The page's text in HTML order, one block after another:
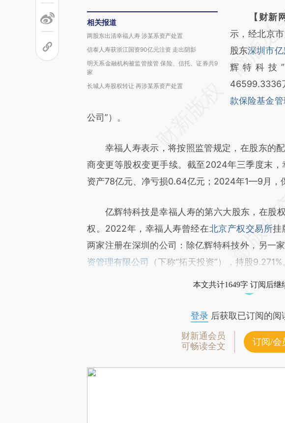
相关报道
两股东出清幸福人寿 涉某系资产处置
信泰人寿获浙江国资90亿元注资 走出阴影
明天系金融机构被监管接管 保险、信托、证券共9
家
长城人寿股权转让 再涉某系资产处置
请务必在总
AI基
[https://
(https://
而成，可能
财新观点和
【财新
示，经北京
股东深圳市
辉特科技
46599.3336
款保险基金
公司”）。
幸福人寿表示，将按照监管规定，在股东的配
商变更等股权变更手续。截至2024年三季度末
资产78亿元、净亏损0.64亿元；2024年1—9月，
亿辉特科技是幸福人寿的第六大股东，在股权
权。2022年，幸福人寿曾经在北京产权交易所挂
两家注册在深圳的公司：除亿辉特科技外，另一
资管理有限公司
（下称“拓天投资”），持股9.271%
本文共计1649字 订阅后继
登录后获取已订阅的阅
财新通会员
可畅读全文
订阅/会